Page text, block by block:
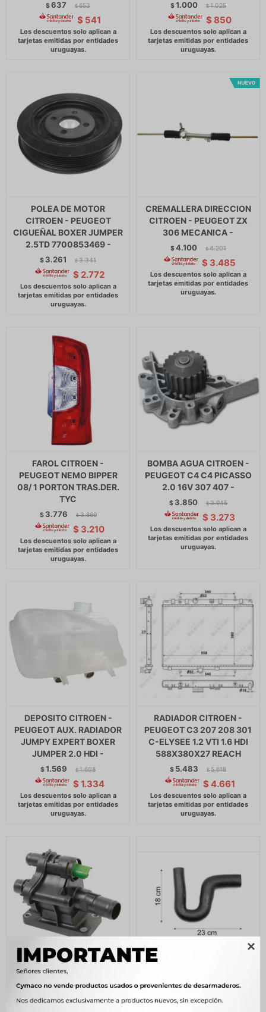

$637 $ 653
$ 541
$1.000 $ 1.025
$ 850
POLEA DE MOTOR
CITROEN - PEUGEOT
CIGUEÑAL BOXER JUMPER
2.5TD 7700853469 -
$ 3.261 $ 3.341
$ 2.772
CREMALLERA DIRECCION
CITROEN - PEUGEOT ZX
306 MECANICA -
$4.100 $ 4.201
$ 3.485
FAROL CITROEN -
PEUGEOT NEMO BIPPER
08/ 1 PORTON TRAS.DER.
TYC
$ 3.776 $ 3.869
$ 3.210
BOMBA AGUA CITROEN -
PEUGEOT C4 C4 PICASSO
2.0 16V 307 407 -
$ 3.850 $ 3.945
$ 3.273
DEPOSITO CITROEN -
PEUGEOT AUX. RADIADOR
JUMPY EXPERT BOXER
JUMPER 2.0 HDI -
$1.569 $ 1.608
$ 1.334
RADIADOR CITROEN -
PEUGEOT C3 207 208 301
C-ELYSEE 1.2 VTI 1.6 HDI
588X380X27 REACH
$ 5.483 $ 5.618
$ 4.661
CARCASA TERMOSTATO
CITROEN - PEUGEOT
BERLINGO PARTNER B9
RADIADOR SUPERIOR 306
N S/AA 9756 -